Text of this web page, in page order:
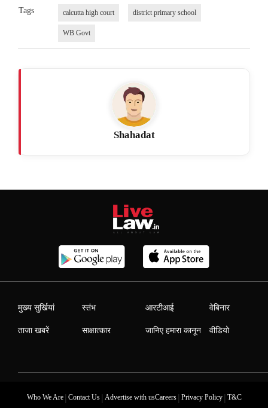
Tags calcutta high court district primary school
WB Govt
Shahadat
मुख्य सुर्खियां
ताजा खबरें
स्तंभ
साक्षात्कार
आरटीआई
जानिए हमारा कानून
वेबिनार
वीडियो
Who We Are| Contact Us| Advertise with usCareers| Privacy Policy| T&C